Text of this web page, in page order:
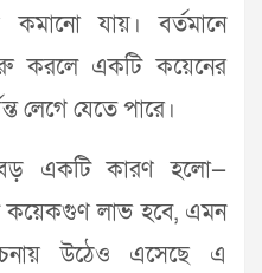
কমানো যায়। বর্তমানে
করলে একটি কয়েনের
লেগে যেতে পারে।
বড় একটি কারণ হলো—
কয়েকগুণ লাভ হবে, এমন
উঠেও এসেছে এ